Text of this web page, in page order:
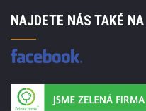
NAJDETE NÁS TAKÉ NA